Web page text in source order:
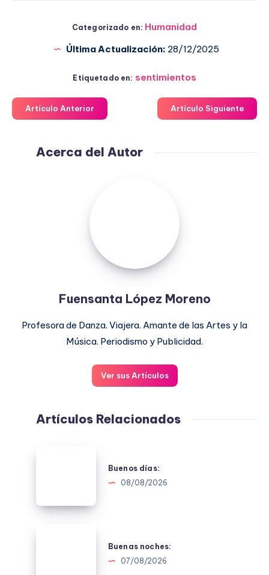
Categorizado en: Humanidad
Última Actualización: 28/12/2025
Etiquetado en: sentimientos
Artículo Anterior Artículo Siguiente
Acerca del Autor
Fuensanta López Moreno
Profesora de Danza. Viajera. Amante de las Artes y la
Música. Periodismo y Publicidad.
Ver sus Artículos
Artículos Relacionados
Buenos días:
08/08/2026
Buenas noches:
07/08/2026